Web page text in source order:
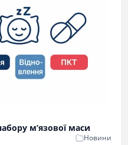
м’язової маси
Новини